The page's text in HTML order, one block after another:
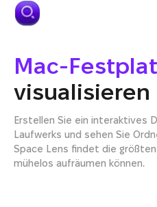
Mac-
visualisieren
Erstellen Sie ein interaktives
Laufwerks und sehen Sie
Space Lens findet die
mühelos aufräumen können.